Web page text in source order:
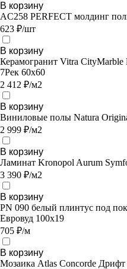
В корзину
AC258 PERFECT молдинг
623 ₽/шт
В корзину
Керамогранит Vitra
7Рек 60х60
2 412 ₽/м2
В корзину
Виниловые полы Natura
2 999 ₽/м2
В корзину
Ламинат Kronopol Aurum
3 390 ₽/м2
В корзину
PN 090 белый плинтус под
Евровуд 100x19
705 ₽/м
В корзину
Мозаика Atlas Concorde